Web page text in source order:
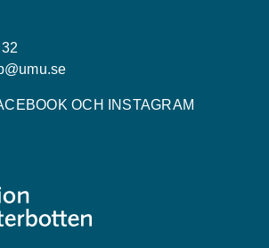
OCH INSTAGRAM